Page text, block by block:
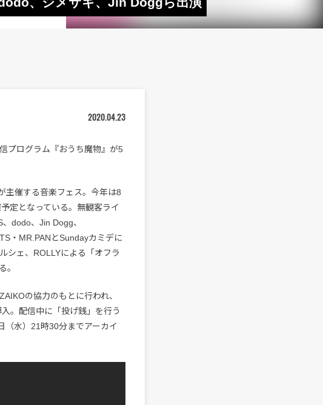
2020.04.23
プログラム『おうち魔物』が5
主催する音楽フェス。今年は8
定となっている。無観客ライ
dodo、Jin Dogg、
・MR.PANとSundayカミデに
シェ、ROLLYによる「オフラ
。
の協力のもとに行われ、
。配信中に「投げ銭」を行う
（水）21時30分までアーカイ